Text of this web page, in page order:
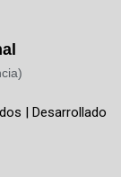
k
| Desarrollado